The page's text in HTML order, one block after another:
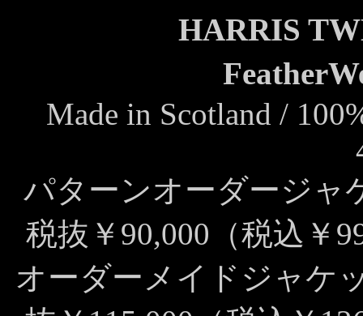
HARRIS
Made in Scotland /
パターンオーダージャ
税抜￥90,000（税込￥
オーダーメイドジャケ